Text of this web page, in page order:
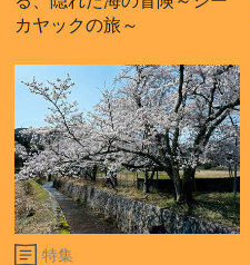
カヤックの旅～
特集